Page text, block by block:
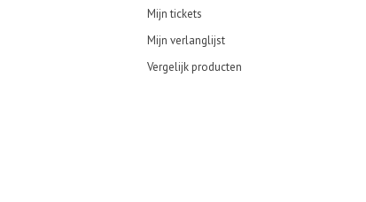
Mijn tickets
Mijn verlanglijst
Vergelijk producten